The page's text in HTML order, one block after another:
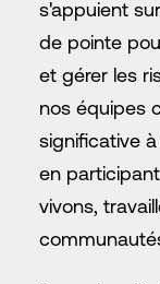
s'appuient
de pointe
et gérer les
nos équipes
significative
en
vivons,